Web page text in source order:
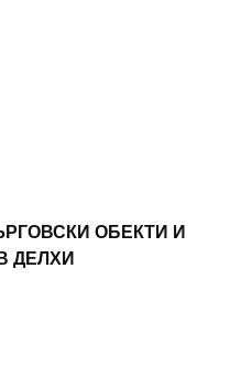
ОБЕКТИ И
ДЕЛХИ